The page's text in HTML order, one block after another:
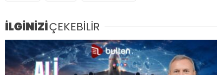
İLGİNİZİÇEKEBİLİR